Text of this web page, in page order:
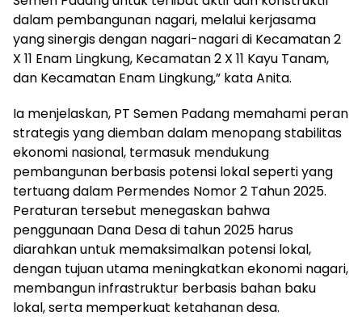
dalam pembangunan nagari, melalui kerjasama
yang sinergis dengan nagari-nagari di Kecamatan 2
X 11 Enam Lingkung, Kecamatan 2 X 11 Kayu Tanam,
dan Kecamatan Enam Lingkung,” kata Anita.
Ia menjelaskan, PT Semen Padang memahami peran
strategis yang diemban dalam menopang stabilitas
ekonomi nasional, termasuk mendukung
pembangunan berbasis potensi lokal seperti yang
tertuang dalam Permendes Nomor 2 Tahun 2025.
Peraturan tersebut menegaskan bahwa
penggunaan Dana Desa di tahun 2025 harus
diarahkan untuk memaksimalkan potensi lokal,
dengan tujuan utama meningkatkan ekonomi nagari,
membangun infrastruktur berbasis bahan baku
lokal, serta memperkuat ketahanan desa.